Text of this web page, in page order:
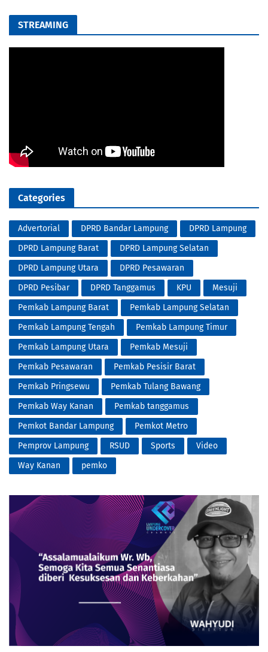
STREAMING
Categories
Advertorial DPRD Bandar Lampung
DPRD Lampung
DPRD Lampung Barat
DPRD Lampung Selatan
DPRD Lampung Utara
DPRD Pesawaran
DPRD Pesibar
DPRD Tanggamus KPU
Mesuji
Pemkab Lampung Barat
Pemkab Lampung Selatan
Pemkab Lampung Tengah
Pemkab Lampung Timur
Pemkab Lampung Utara
Pemkab Mesuji
Pemkab Pesawaran
Pemkab Pesisir Barat
Pemkab Pringsewu
Pemkab Tulang Bawang
Pemkab Way Kanan
Pemkab tanggamus
Pemkot Bandar Lampung
Pemkot Metro
Pemprov Lampung
RSUD Sports
Video
Way Kanan
pemko